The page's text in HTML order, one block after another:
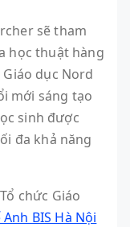
sẽ tham
học thuật hàng
dục Nord
mới sáng tạo
sinh được
đa khả năng
chức Giáo
BIS Hà Nội